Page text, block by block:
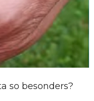
so besonders?